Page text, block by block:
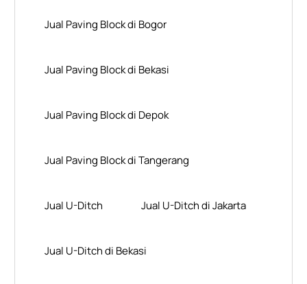
Jual Paving Block di Bogor
Jual Paving Block di Bekasi
Jual Paving Block di Depok
Jual Paving Block di Tangerang
Jual U-Ditch Jual U-Ditch di Jakarta
Jual U-Ditch di Bekasi